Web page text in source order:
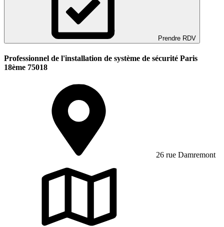
Prendre RDV
Professionnel de l'installation de système de sécurité Paris
18ème 75018
26 rue Damremont